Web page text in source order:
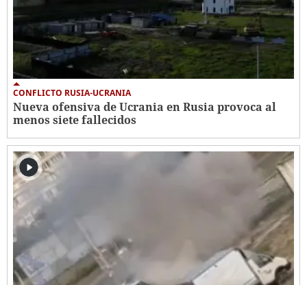
CONFLICTO RUSIA-UCRANIA
Nueva ofensiva de Ucrania en Rusia provoca al
menos siete fallecidos